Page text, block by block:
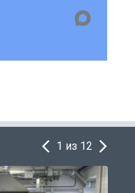
1 из 12